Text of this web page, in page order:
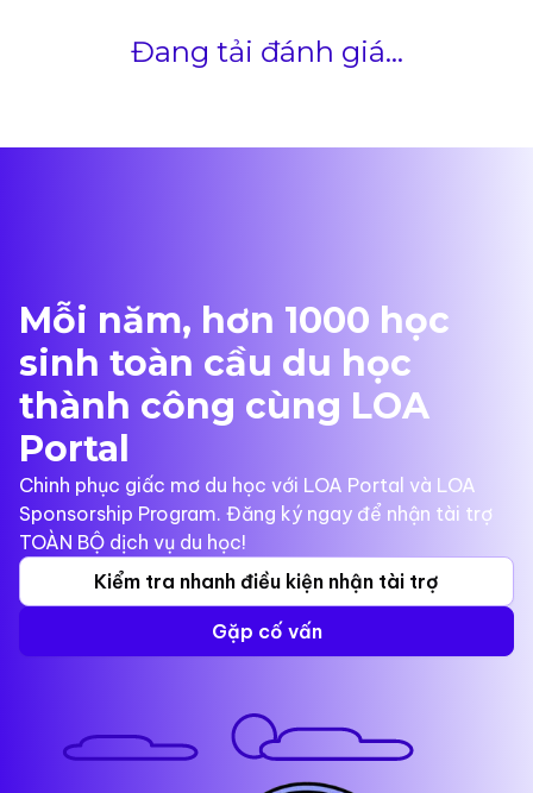
Đang tải đánh giá...
Mỗi năm, hơn 1000 học
sinh toàn cầu du học
thành công cùng LOA
Portal
Chinh phục giấc mơ du học với LOA Portal và LOA
Sponsorship Program. Đăng ký ngay để nhận tài trợ
TOÀN BỘ dịch vụ du học!
Kiểm tra nhanh điều kiện nhận tài trợ
Gặp cố vấn